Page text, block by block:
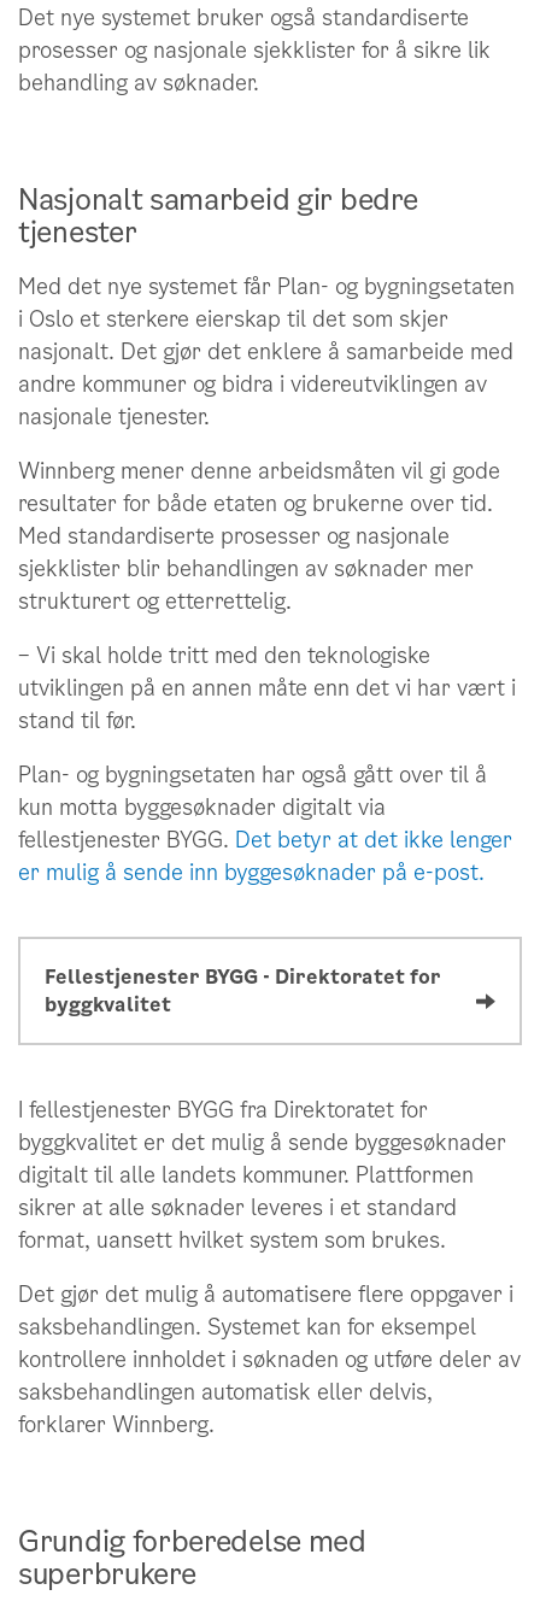
Det nye systemet bruker også standardiserte
prosesser og nasjonale sjekklister for å sikre lik
behandling av søknader.
Nasjonalt samarbeid gir bedre
tjenester
Med det nye systemet får Plan- og bygningsetaten
i Oslo et sterkere eierskap til det som skjer
nasjonalt. Det gjør det enklere å samarbeide med
andre kommuner og bidra i videreutviklingen av
nasjonale tjenester.
Winnberg mener denne arbeidsmåten vil gi gode
resultater for både etaten og brukerne over tid.
Med standardiserte prosesser og nasjonale
sjekklister blir behandlingen av søknader mer
strukturert og etterrettelig.
– Vi skal holde tritt med den teknologiske
utviklingen på en annen måte enn det vi har vært i
stand til før.
Plan- og bygningsetaten har også gått over til å
kun motta byggesøknader digitalt via
fellestjenester BYGG. Det betyr at det ikke lenger
er mulig å sende inn byggesøknader på e-post.
Fellestjenester BYGG - Direktoratet for
byggkvalitet
I fellestjenester BYGG fra Direktoratet for
byggkvalitet er det mulig å sende byggesøknader
digitalt til alle landets kommuner. Plattformen
sikrer at alle søknader leveres i et standard
format, uansett hvilket system som brukes.
Det gjør det mulig å automatisere flere oppgaver i
saksbehandlingen. Systemet kan for eksempel
kontrollere innholdet i søknaden og utføre deler av
saksbehandlingen automatisk eller delvis,
forklarer Winnberg.
Grundig forberedelse med
superbrukere